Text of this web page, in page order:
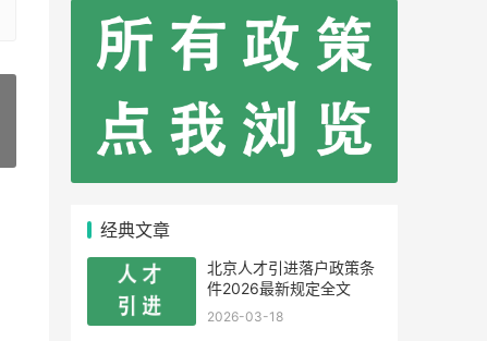
经典文章
北京人才引进落户政策条
件2026最新规定全文
2026-03-18